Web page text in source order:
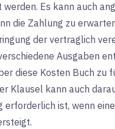
Es kann auch
die Zahlung zu
der vertraglich
Ausgaben
diese Kosten Buch zu
Klausel kann auch
ist, wenn